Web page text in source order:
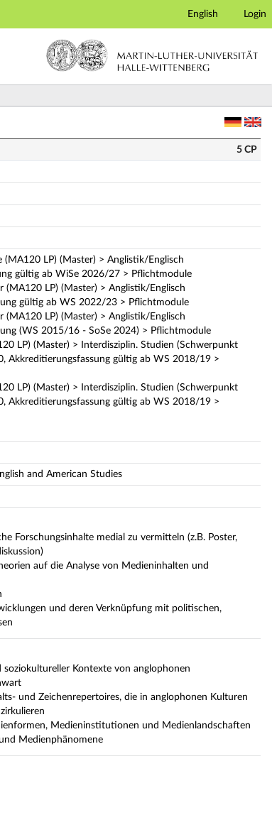
English Login
5 CP
LP) (Master) > Anglistik/Englisch
gültig ab WiSe 2026/27 > Pflichtmodule
(MA120 LP) (Master) > Anglistik/Englisch
gültig ab WS 2022/23 > Pflichtmodule
(MA120 LP) (Master) > Anglistik/Englisch
(WS 2015/16 - SoSe 2024) > Pflichtmodule
LP) (Master) > Interdisziplin. Studien (Schwerpunkt
Akkreditierungsfassung gültig ab WS 2018/19 >
LP) (Master) > Interdisziplin. Studien (Schwerpunkt
Akkreditierungsfassung gültig ab WS 2018/19 >
and American Studies
Forschungsinhalte medial zu vermitteln (z.B. Poster,
auf die Analyse von Medieninhalten und
und deren Verknüpfung mit politischen,
Kontexte von anglophonen
und Zeichenrepertoires, die in anglophonen Kulturen
Medieninstitutionen und Medienlandschaften
Medienphänomene